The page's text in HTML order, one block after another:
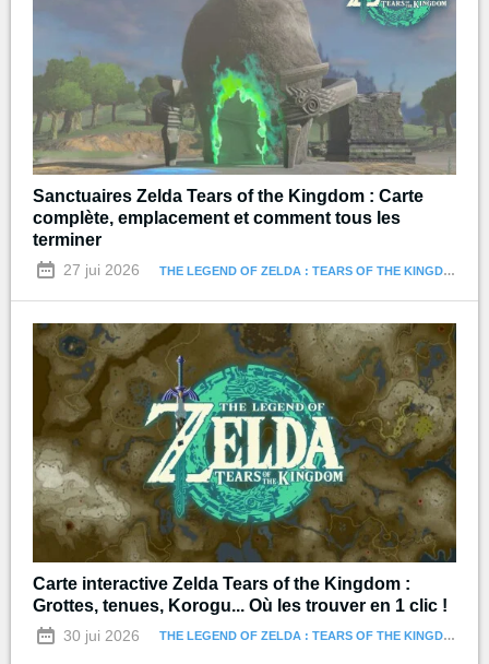
Sanctuaires Zelda Tears of the Kingdom : Carte
complète, emplacement et comment tous les
terminer
27 jui 2026 THE LEGEND OF ZELDA : TEARS OF THE KINGDOM
Carte interactive Zelda Tears of the Kingdom :
Grottes, tenues, Korogu... Où les trouver en 1 clic !
30 jui 2026 THE LEGEND OF ZELDA : TEARS OF THE KINGDOM